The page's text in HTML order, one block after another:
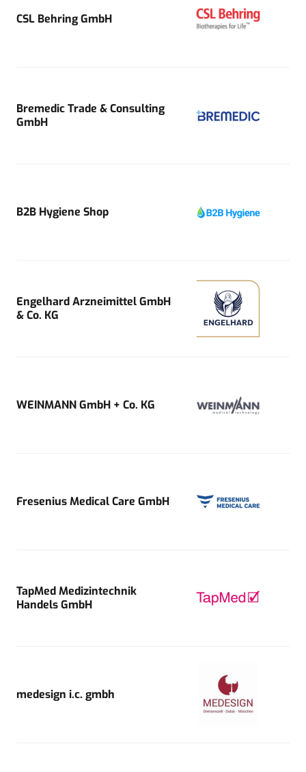
CSL Behring GmbH
Bremedic Trade & Consulting
GmbH
B2B Hygiene Shop
Engelhard Arzneimittel GmbH
& Co. KG
WEINMANN GmbH + Co. KG
Fresenius Medical Care GmbH
TapMed Medizintechnik
Handels GmbH
medesign i.c. gmbh